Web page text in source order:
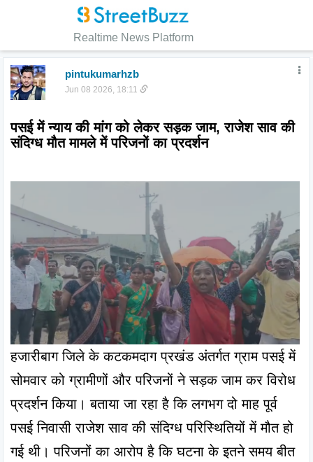
Realtime News Platform
pintukumarhzb
Jun 08 2026, 18:11
पसई में न्याय की मांग को लेकर सड़क जाम, राजेश साव की
संदिग्ध मौत मामले में परिजनों का प्रदर्शन
हजारीबाग जिले के कटकमदाग प्रखंड अंतर्गत ग्राम पसई में
सोमवार को ग्रामीणों और परिजनों ने सड़क जाम कर विरोध
प्रदर्शन किया। बताया जा रहा है कि लगभग दो माह पूर्व
पसई निवासी राजेश साव की संदिग्ध परिस्थितियों में मौत हो
गई थी। परिजनों का आरोप है कि घटना के इतने समय बीत